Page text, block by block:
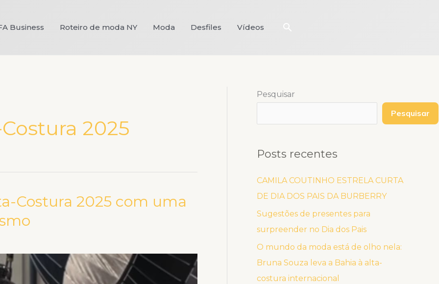
Business Roteiro de moda NY Moda Desfiles Vídeos Pesquisar
2025
Costura 2025 com uma
Pesquisar
Pesquisar
Posts recentes
CAMILA COUTINHO ESTRELA CURTA
DE DIA DOS PAIS DA BURBERRY
Sugestões de presentes para
surpreender no Dia dos Pais
O mundo da moda está de olho nela:
Bruna Souza leva a Bahia à alta-
costura internacional